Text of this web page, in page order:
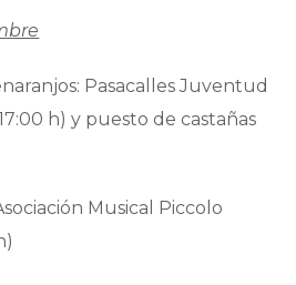
Pasacalles Juventud
h) y puesto de castañas
Musical Piccolo